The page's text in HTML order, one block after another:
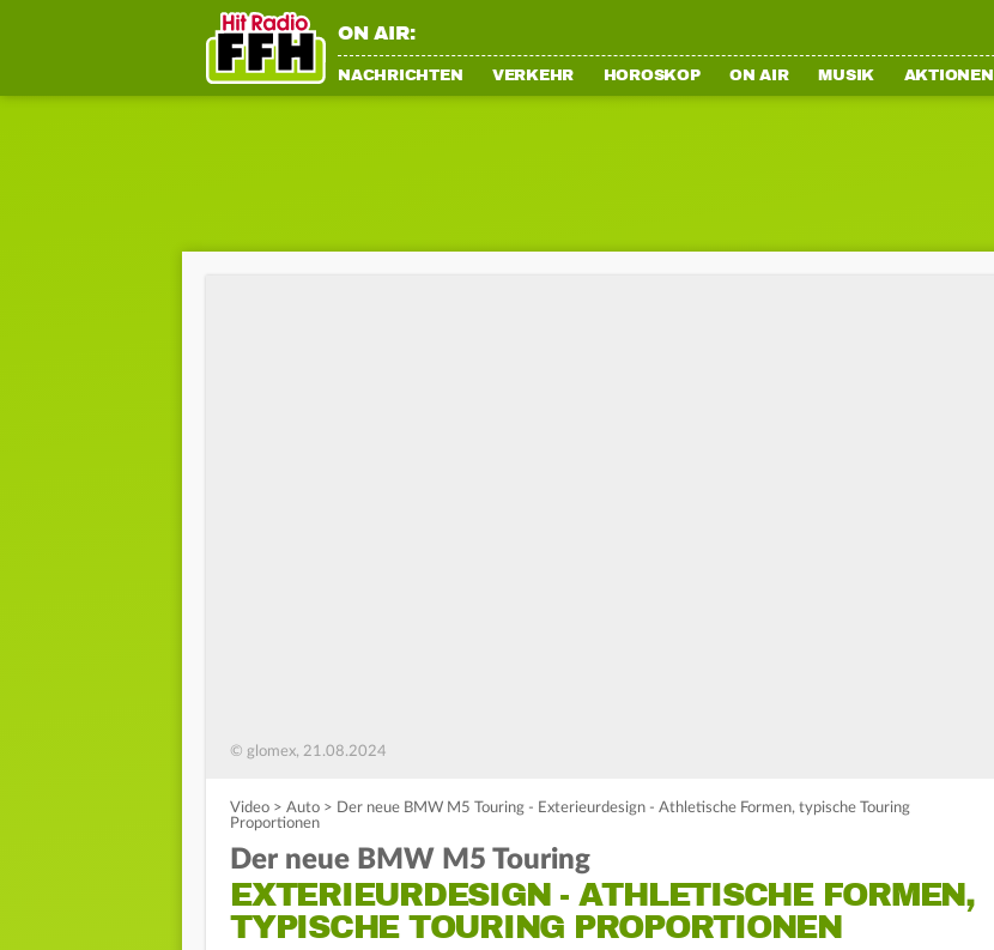
ON AIR:
NACHRICHTEN VERKEHR HOROSKOP ON AIR MUSIK AKTIONEN
© glomex, 21.08.2024
Video > Auto > Der neue BMW M5 Touring - Exterieurdesign - Athletische Formen, typische Touring
Proportionen
Der neue BMW M5 Touring
EXTERIEURDESIGN - ATHLETISCHE FORMEN,
TYPISCHE TOURING PROPORTIONEN